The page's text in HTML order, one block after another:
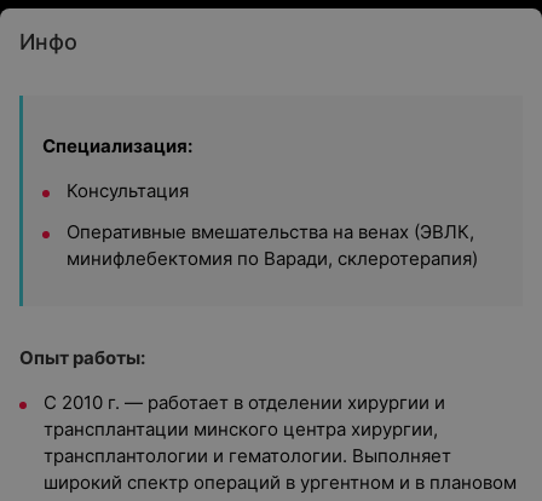
Инфо
Специализация:
Консультация
Оперативные вмешательства на венах (ЭВЛК,
минифлебектомия по Варади, склеротерапия)
Опыт работы:
С 2010 г. — работает в отделении хирургии и
трансплантации минского центра хирургии,
трансплантологии и гематологии. Выполняет
широкий спектр операций в ургентном и в плановом